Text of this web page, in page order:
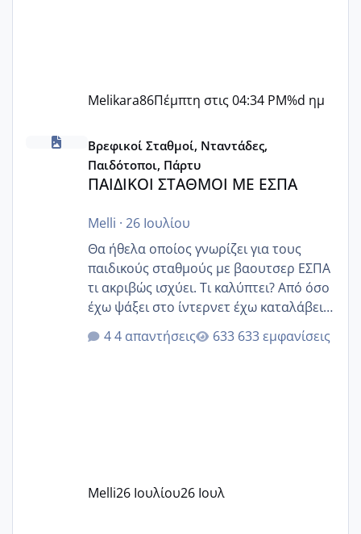
Melikara86Πέμπτη στις 04:34 PM%d ημ
ΠΑΙΔΙΚΟΙ ΣΤΑΘΜΟΙ ΜΕ ΕΣΠΑ
Βρεφικοί Σταθμοί, Νταντάδες,
Παιδότοποι, Πάρτυ
ΠΑΙΔΙΚΟΙ ΣΤΑΘΜΟΙ ΜΕ ΕΣΠΑ
Melli · 26 Ιουλίου
Θα ήθελα οποίος γνωρίζει για τους
παιδικούς σταθμούς με βαουτσερ ΕΣΠΑ
τι ακριβώς ισχύει. Τι καλύπτει? Από όσο
έχω ψάξει στο ίντερνετ έχω καταλάβει
ότι το βαουτσερ καλύπτει όλα τα
δίδακτρα και τα τροφεια του ιδιωτικού
Εγώ πήγα σε έναν ιδιωτικό παιδικό στ
4 απαντήσεις 633 εμφανίσεις
Melli26 Ιουλίου26 Ιουλ